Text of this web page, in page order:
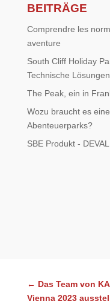
BEITRÄGE
Comprendre les
aventure
South Cliff Holiday
Technische
The Peak, ein in
Wozu braucht es
Abenteuerparks?
SBE Produkt -
← Das Team von
Vienna 2023